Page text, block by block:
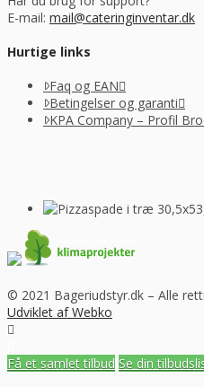
E-mail: mail@cateringinventar.dk
Hurtige links
Faq og EAN
Betingelser og garanti
KPA Company – Profil
© 2021 Bageriudstyr.dk – Alle
Udviklet af Webko
Få et samlet tilbud Se din